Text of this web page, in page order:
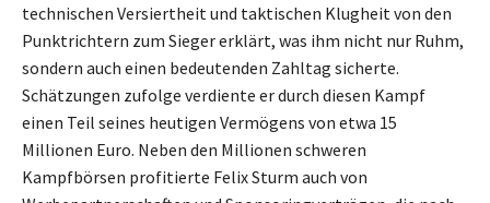
technischen Versiertheit und taktischen Klugheit von den
Punktrichtern zum Sieger erklärt, was ihm nicht nur Ruhm,
sondern auch einen bedeutenden Zahltag sicherte.
Schätzungen zufolge verdiente er durch diesen Kampf
einen Teil seines heutigen Vermögens von etwa 15
Millionen Euro. Neben den Millionen schweren
Kampfbörsen profitierte Felix Sturm auch von